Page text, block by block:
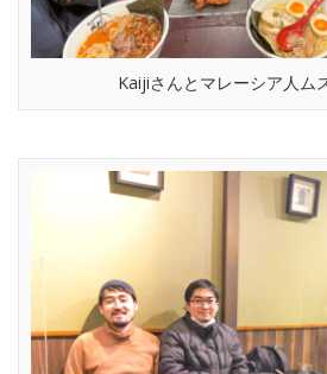
Kaijiさんとマレーシア人ム